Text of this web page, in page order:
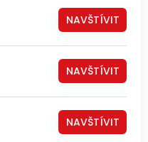
NAVŠTÍVIT
NAVŠTÍVIT
NAVŠTÍVIT